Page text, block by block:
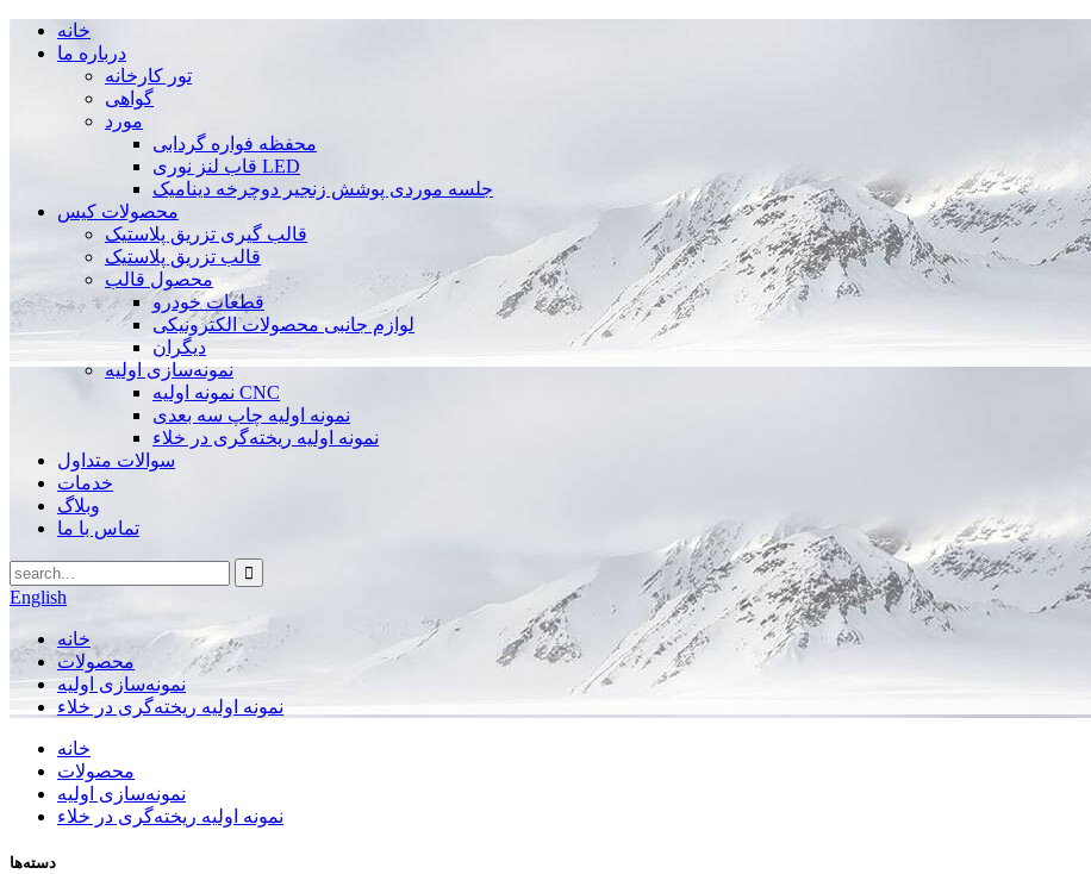
خانه
درباره ما
تور کارخانه
گواهی
مورد
محفظه فواره گردابی
قاب لنز نوری LED
جلسه موردی پوشش زنجیر دوچرخه دینامیک
محصولات کیس
قالب گیری تزریق پلاستیک
قالب تزریق پلاستیک
محصول قالب
قطعات خودرو
لوازم جانبی محصولات الکترونیکی
دیگران
نمونه‌سازی اولیه
نمونه اولیه CNC
نمونه اولیه چاپ سه بعدی
نمونه اولیه ریخته‌گری در خلاء
سوالات متداول
خدمات
وبلاگ
تماس با ما
English
خانه
محصولات
نمونه‌سازی اولیه
نمونه اولیه ریخته‌گری در خلاء
خانه
محصولات
نمونه‌سازی اولیه
نمونه اولیه ریخته‌گری در خلاء
دسته‌ها